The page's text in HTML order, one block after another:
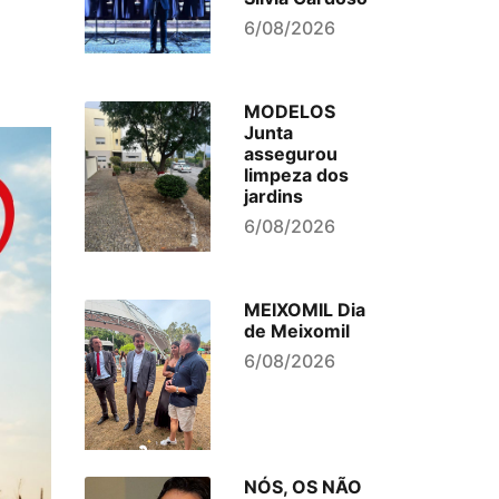
6/08/2026
MODELOS
Junta
assegurou
limpeza dos
jardins
6/08/2026
MEIXOMIL Dia
de Meixomil
6/08/2026
NÓS, OS NÃO